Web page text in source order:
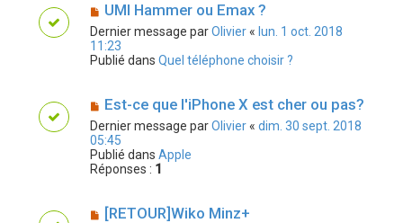
UMI Hammer ou Emax ?
Dernier message parOlivier« lun. 1 oct. 2018
11:23
Publié dans Quel téléphone choisir ?
Est-ce que l'iPhone X est cher ou pas?
Dernier message parOlivier« dim. 30 sept. 2018
05:45
Publié dans Apple
Réponses : 1
[RETOUR]Wiko Minz+